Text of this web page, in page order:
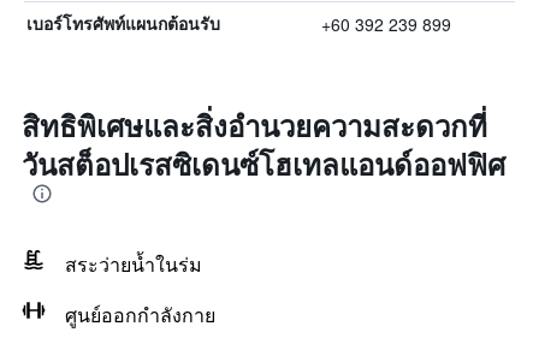
เบอร์โทรศัพท์แผนกต้อนรับ +60 392 239 899
สิทธิพิเศษและสิ่งอำนวยความสะดวกที่
วันสต็อปเรสซิเดนซ์โฮเทลแอนด์ออฟฟิศ
สระว่ายน้ำในร่ม
ศูนย์ออกกำลังกาย